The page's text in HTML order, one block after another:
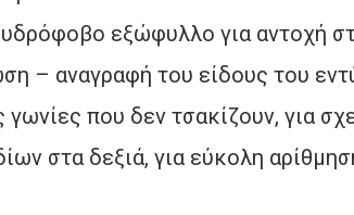
υδρόφοβο εξώφυλλο για αντοχή
– αναγραφή του είδους του
γωνίες που δεν τσακίζουν, για
στα δεξιά, για εύκολη